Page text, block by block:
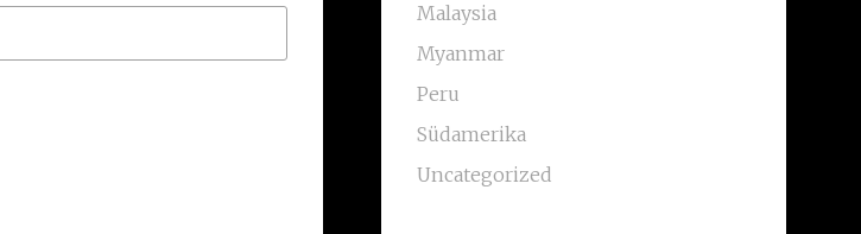
Malaysia
Myanmar
Peru
Südamerika
Uncategorized